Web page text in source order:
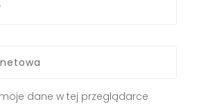
dane w tej przeglądarce